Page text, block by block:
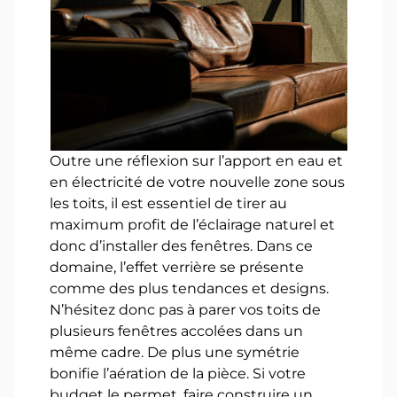
Outre une réflexion sur l’apport en eau et
en électricité de votre nouvelle zone sous
les toits, il est essentiel de tirer au
maximum profit de l’éclairage naturel et
donc d’installer des fenêtres. Dans ce
domaine, l’effet verrière se présente
comme des plus tendances et designs.
N’hésitez donc pas à parer vos toits de
plusieurs fenêtres accolées dans un
même cadre. De plus une symétrie
bonifie l’aération de la pièce. Si votre